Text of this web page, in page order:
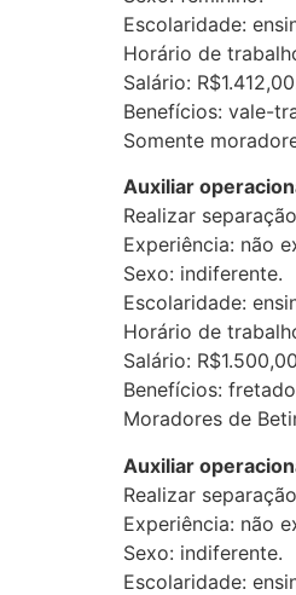
Escolaridade:
Horário de
Salário:
Benefícios: vale-
Somente
Auxiliar
Realizar
Experiência: não
Sexo: indiferente.
Escolaridade:
Horário de
Salário:
Benefícios:
Moradores de
Auxiliar
Realizar
Experiência: não
Sexo: indiferente.
Escolaridade: